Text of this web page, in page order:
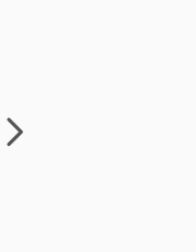
Previous